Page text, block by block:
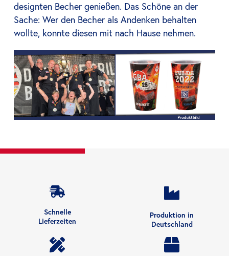
designten Becher genießen. Das Schöne an der
Sache: Wer den Becher als Andenken behalten
wollte, konnte diesen mit nach Hause nehmen.
Schnelle
Lieferzeiten
Produktion in
Deutschland